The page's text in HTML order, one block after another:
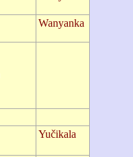
Wanyanka
Yučikala